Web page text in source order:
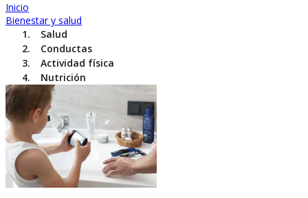
Inicio
Bienestar y salud
Salud
Conductas
Actividad física
Nutrición